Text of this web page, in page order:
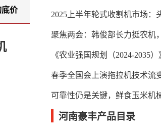
底价
春季全国会上演拖拉机技术流
河南豪丰产品目录